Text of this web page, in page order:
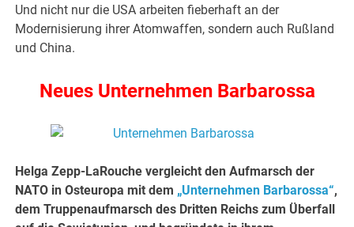
Und nicht nur die USA arbeiten fieberhaft an der
Modernisierung ihrer Atomwaffen, sondern auch Rußland
und China.
Neues Unternehmen Barbarossa
Helga Zepp-LaRouche vergleicht den Aufmarsch der
NATO in Osteuropa mit dem „Unternehmen Barbarossa“,
dem Truppenaufmarsch des Dritten Reichs zum Überfall